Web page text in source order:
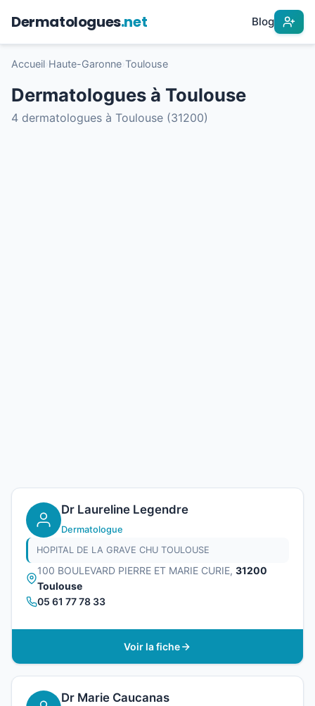
Dermatologues.net Blog
Accueil Haute-Garonne Toulouse
Dermatologues à Toulouse
4 dermatologues à Toulouse (31200)
Dr Laureline Legendre
Dermatologue
HOPITAL DE LA GRAVE CHU TOULOUSE
100 BOULEVARD PIERRE ET MARIE CURIE, 31200
Toulouse
05 61 77 78 33
Voir la fiche
Dr Marie Caucanas